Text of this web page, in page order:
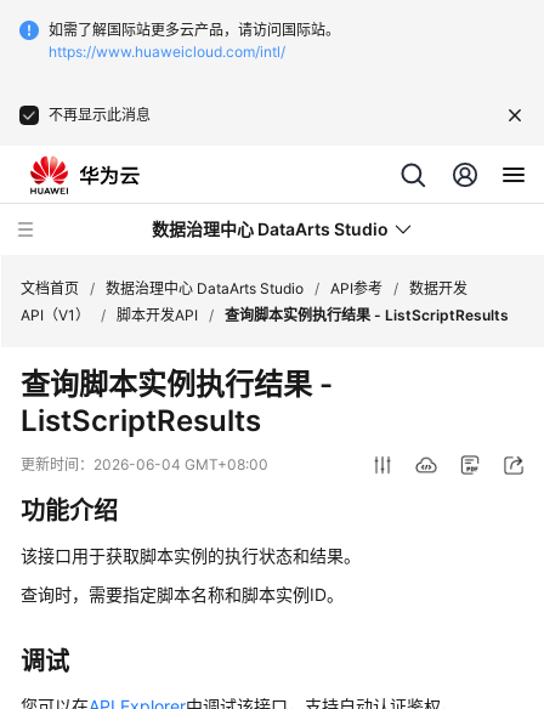
如需了解国际站更多云产品，请访问国际站。
https://www.huaweicloud.com/intl/
不再显示此消息
数据治理中心 DataArts Studio
最
新
动
服
务
公
品
文档首页 / 数据治理中心 DataArts Studio / API参考 / 数据开发
API（V1）
/ 脚本开发API / 查询脚本实例执行结果 - ListScriptResults
查询脚本实例执行结果 -
ListScriptResults
更新时间： 2026-06-04 GMT+08:00
功能介绍
该接口用于获取脚本实例的执行状态和结果。
查询时，需要指定脚本名称和脚本实例ID。
调试